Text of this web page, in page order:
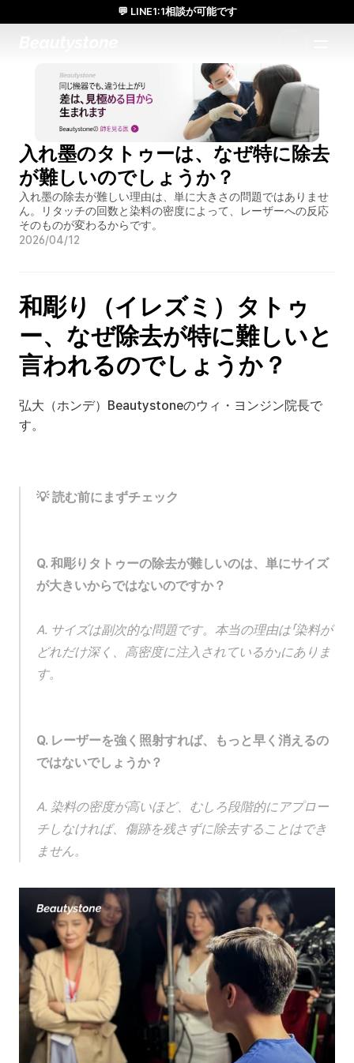
入れ墨のタトゥーは、なぜ特に除去
が難しいのでしょうか？
入れ墨の除去が難しい理由は、単に大きさの問題ではありませ
ん。リタッチの回数と染料の密度によって、レーザーへの反応
そのものが変わるからです。
2026/04/12
和彫り（イレズミ）タトゥ
ー、なぜ除去が特に難しいと
言われるのでしょうか？
弘大（ホンデ）Beautystoneのウィ・ヨンジン院長で
す。
💡 読む前にまずチェック
Q. 和彫りタトゥーの除去が難しいのは、単にサイズ
が大きいからではないのですか？
A. サイズは副次的な問題です。本当の理由は「染料が
どれだけ深く、高密度に注入されているか」にありま
す。
Q. レーザーを強く照射すれば、もっと早く消えるの
ではないでしょうか？
A. 染料の密度が高いほど、むしろ段階的にアプロー
チしなければ、傷跡を残さずに除去することはでき
ません。
💬 LINE1:1相談が可能です
日本人通訳常駐／お得な体験価格／満足度の高い効果